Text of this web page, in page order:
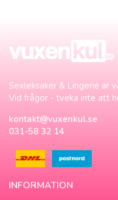
Sexleksaker & Lingerie är
Vid frågor - tveka inte att
kontakt@vuxenkul.se
031-58 32 14
INFORMATION